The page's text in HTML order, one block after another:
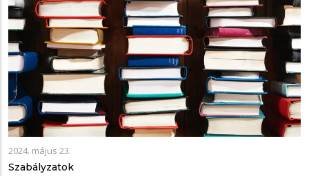
2024. május 23.
Szabályzatok